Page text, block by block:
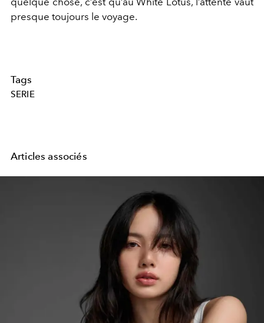
presque toujours le voyage.
Tags
SERIE
Articles associés